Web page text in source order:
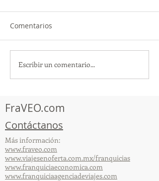
TourTravelynByFraveo
participó en la
Comentarios
Escribir un comentario...
FraVEO.com
Contáctanos
Más información:
www.fraveo.com
www.viajesenoferta.com.mx/franquicias
www.franquiciaeconomica.com
www.franquiciaagenciadeviajes.com